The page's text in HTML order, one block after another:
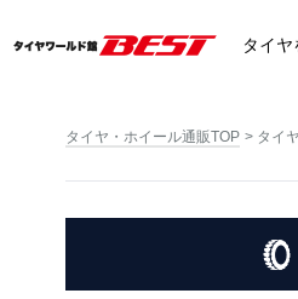
タイヤ
タイヤ・ホイール通販TOP タイ